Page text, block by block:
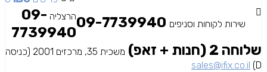
שירות לקוחות וסניפים
הרצליה 09-
7739940
שלוחה 2 (חנות + זאפ)
משכית 35, מרכזים 2001 (כניסה
D)
sales@ifix.co.il